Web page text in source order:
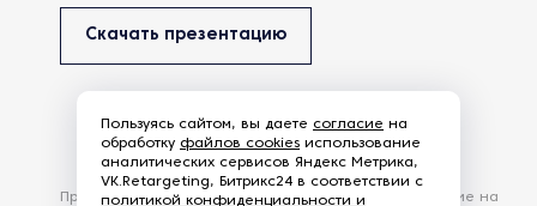
Скачать презентацию
Продолжая использовать наш сайт, вы даете согласие на
Пользуясь сайтом, вы даете согласие на
обработку файлов cookies использование
аналитических сервисов Яндекс Метрика,
VK.Retargeting, Битрикс24 в соответствии с
политикой конфиденциальности и